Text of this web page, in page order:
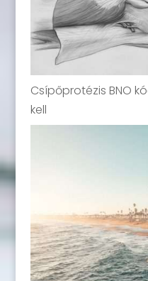
Csípőprotézis BNO
kell